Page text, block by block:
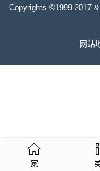
Copyrights ©1999-2017
网站
家